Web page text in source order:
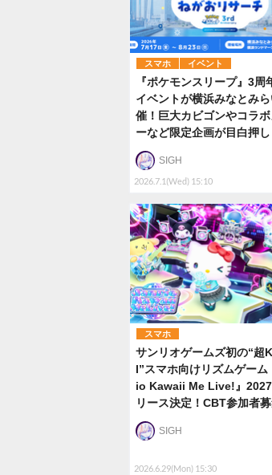
スマホ イベント
『ポケモンスリープ』3周
イベントが横浜みなとみら
催！巨大カビゴンやコラボ
ーなど限定企画が目白押し
2026.7.1(Wed) 15:10
SIGH
スマホ
サンリオゲームズ初の“超
I”スマホ向けリズムゲーム
io Kawaii Me Live!』2027
リース決定！CBT参加者
2026.6.29(Mon) 15:30
SIGH